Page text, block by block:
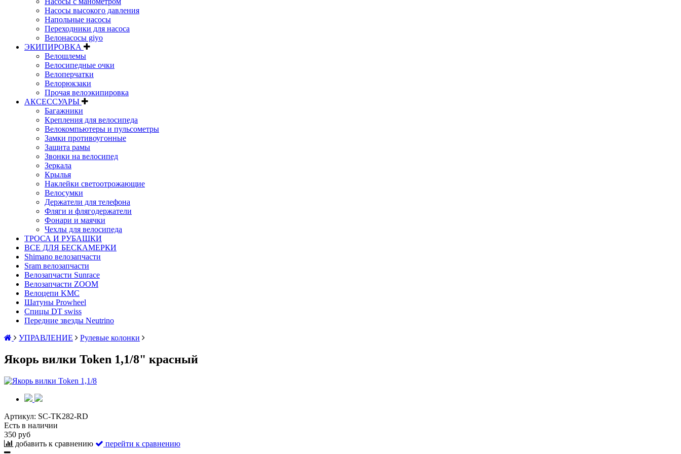
Насосы высокого давления
Напольные насосы
Переходники для насоса
Велонасосы giyo
ЭКИПИРОВКА
Велошлемы
Велосипедные очки
Велоперчатки
Велорюкзаки
Прочая велоэкипировка
АКСЕССУАРЫ
Багажники
Крепления для велосипеда
Велокомпьютеры и пульсометры
Замки противоугонные
Защита рамы
Звонки на велосипед
Зеркала
Крылья
Наклейки светоотрожающие
Велосумки
Держатели для телефона
Фляги и флягодержатели
Фонари и маячки
Чехлы для велосипеда
ТРОСА И РУБАШКИ
ВСЕ ДЛЯ БЕСКАМЕРКИ
Shimano велозапчасти
Sram велозапчасти
Велозапчасти Sunrace
Велозапчасти ZOOM
Велоцепи KMC
Шатуны Prowheel
Спицы DT swiss
Передние звезды Neutrino
УПРАВЛЕНИЕ
Рулевые колонки
Якорь вилки Token 1,1/8" красный
Артикул: SC-TK282-RD
Есть в наличии
350 руб
добавить к сравнению
перейти к сравнению